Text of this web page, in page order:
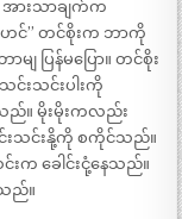
အားသာချက်က
င်” တင်စိုးက ဘာကို
ျ ပြန်မပြော။ တင်စိုး
းသင်းပါးကို
ည်။ မိုးမိုးကလည်း
းသင်းနို့ကို စကိုင်သည်။
က ခေါင်းငုံ့နေသည်။
ည်။